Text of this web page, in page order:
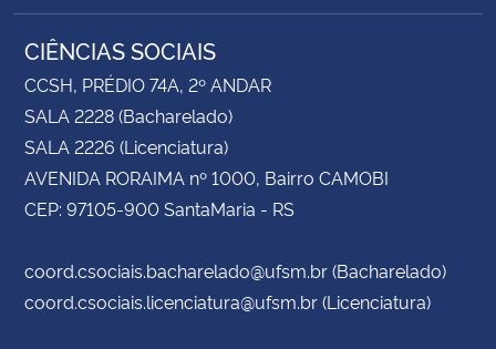
CIÊNCIAS SOCIAIS
CCSH, PRÉDIO 74A, 2º ANDAR
SALA 2228 (Bacharelado)
SALA 2226 (Licenciatura)
AVENIDA RORAIMA nº 1000, Bairro CAMOBI
CEP: 97105-900 SantaMaria - RS
coord.csociais.bacharelado@ufsm.br (Bacharelado)
coord.csociais.licenciatura@ufsm.br (Licenciatura)